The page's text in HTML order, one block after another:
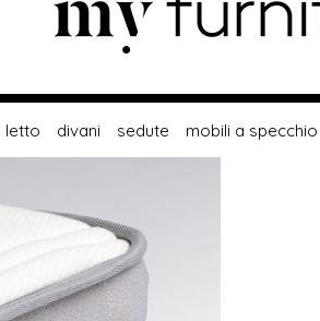
letto divani sedute mobili a specchio